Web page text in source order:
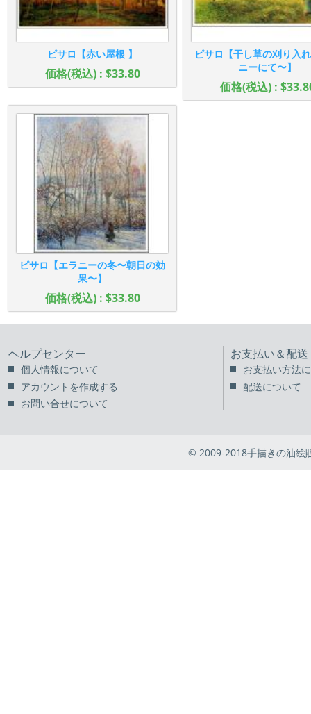
ピサロ【赤い屋根 】
価格(税込) : $33.80
ピサロ【干し草の刈り入
ニーにて〜】
価格(税込) :
ピサロ【エラニーの冬〜朝日の効
果〜】
価格(税込) : $33.80
ヘルプセンター
個人情報について
アカウントを作成する
お問い合せについて
お支払い＆配送
お支払い方法
配送について
© 2009-2018手描きの油絵